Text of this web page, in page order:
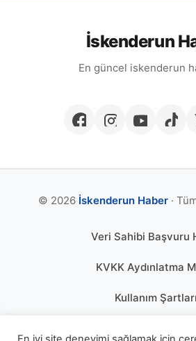
İskenderun
En güncel iskenderun
© 2026 İskenderun Haber·
Veri Sahibi Başvuru
KVKK Aydınlatma
Kullanım Şartları